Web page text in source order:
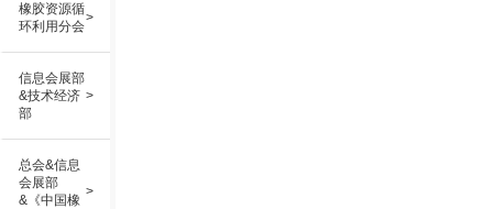
橡胶资源循
环利用分会
>
信息会展部
&技术经济
部
>
总会&信息
会展部
&《中国橡
>